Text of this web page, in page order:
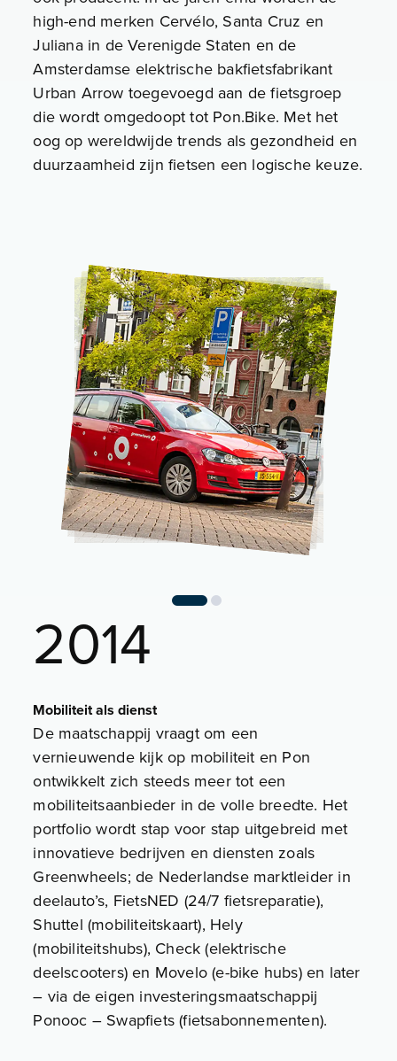
high-end merken Cervélo, Santa Cruz en
Juliana in de Verenigde Staten en de
Amsterdamse elektrische bakfietsfabrikant
Urban Arrow toegevoegd aan de fietsgroep
die wordt omgedoopt tot Pon.Bike. Met het
oog op wereldwijde trends als gezondheid en
duurzaamheid zijn fietsen een logische keuze.
2014
Mobiliteit als dienst
De maatschappij vraagt om een
vernieuwende kijk op mobiliteit en Pon
ontwikkelt zich steeds meer tot een
mobiliteitsaanbieder in de volle breedte. Het
portfolio wordt stap voor stap uitgebreid met
innovatieve bedrijven en diensten zoals
Greenwheels; de Nederlandse marktleider in
deelauto’s, FietsNED (24/7 fietsreparatie),
Shuttel (mobiliteitskaart), Hely
(mobiliteitshubs), Check (elektrische
deelscooters) en Movelo (e-bike hubs) en later
– via de eigen investeringsmaatschappij
Ponooc – Swapfiets (fietsabonnementen).